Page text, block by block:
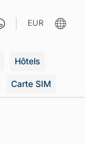
EUR
Hôtels
Carte SIM